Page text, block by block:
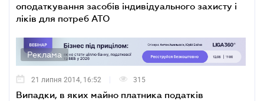
оподаткування засобів індивідуального захисту і
ліків для потреб АТО
Реклама
21 липня 2014, 16:52 315
Випадки, в яких майно платника податків